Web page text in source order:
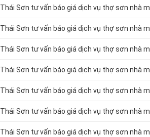
Thái Sơn tư vấn báo giá dịch vụ thợ sơn nhà
Thái Sơn tư vấn báo giá dịch vụ thợ sơn nhà
Thái Sơn tư vấn báo giá dịch vụ thợ sơn nhà
Thái Sơn tư vấn báo giá dịch vụ thợ sơn nhà
Thái Sơn tư vấn báo giá dịch vụ thợ sơn nhà
Thái Sơn tư vấn báo giá dịch vụ thợ sơn nhà
Thái Sơn tư vấn báo giá dịch vụ thợ sơn nhà